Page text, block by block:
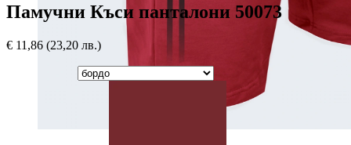
Памучни Къси панталони 50073
€ 11,86 (23,20 лв.)